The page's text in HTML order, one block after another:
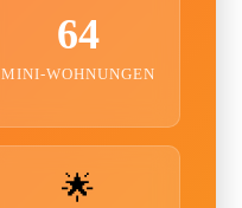
64
MINI-WOHNUNGEN
🌟